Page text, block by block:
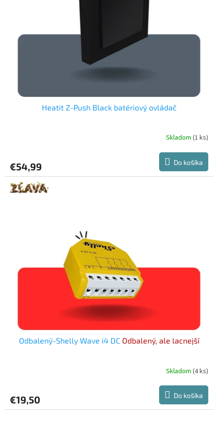
Heatit Z-Push Black batériový ovládač
Skladom (1 ks)
€54,99 Do košíka
Odbalený-Shelly Wave i4 DC Odbalený, ale lacnejší
Skladom (4 ks)
€19,50 Do košíka